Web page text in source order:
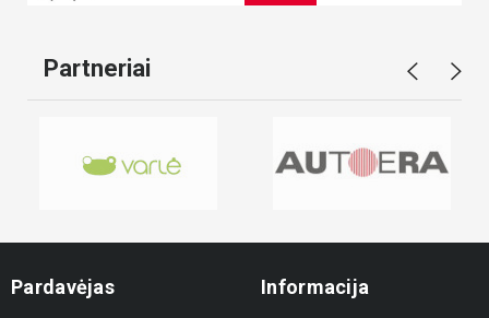
Partneriai
Pardavėjas Informacija